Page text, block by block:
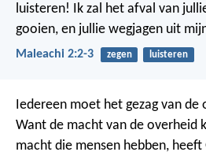
luisteren! Ik zal het afval van
gooien, en jullie wegjagen uit
Maleachi 2:2-3 zegen luisteren
Iedereen moet het gezag van de
Want de macht van de overheid
macht die mensen hebben, heeft